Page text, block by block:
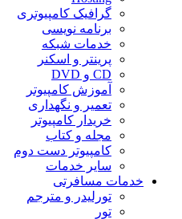
گرافیک کامپیوتری
برنامه نویسی
خدمات شبکه
پرینتر و اسکنر
CD و DVD
آموزش کامپیوتر
تعمیر و نگهداری
خریدار کامپیوتر
مجله و کتاب
کامپیوتر دست دوم
سایر خدمات
خدمات مسافرتی
تورلیدر و مترجم
تور